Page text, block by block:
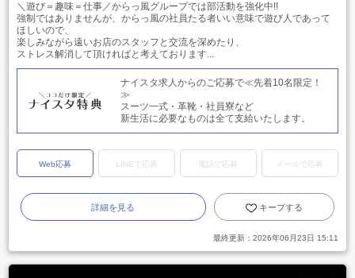
＼遊び＝趣味＝仕事／からっ風グループでは部活動を強化中!!
強制ではありませんが、からっ風の社員たる者いい意味で遊び人であって
ほしいので、
楽しみながら遠いお店のスタッフと交流を深めたり、
ストレス解消して頂ければと考えております...
ナイスタ求人からのご応募で≪先着10名限定！
≫
スーツ一式・革靴・社員寮など
新生活に必要なものは全て支給いたします。
Web応募 LINEで応募 電話で応募 メールで応募
詳細を見る キープする
最終更新： 2026年06月23日 15:11